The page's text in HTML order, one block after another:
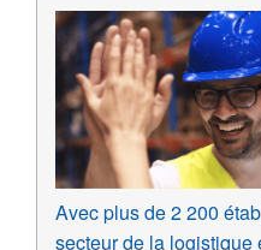
Avec plus de 2 200
secteur de la logistique